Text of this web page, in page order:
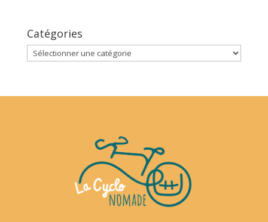
Catégories
Catégories